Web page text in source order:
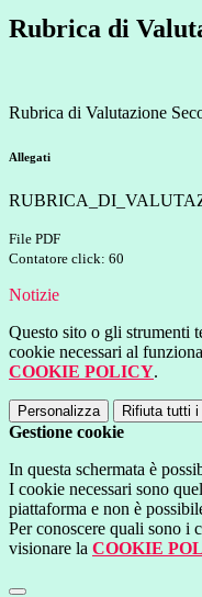
Rubrica di
Rubrica di Valutazione
Allegati
File PDF
Contatore click: 60
Notizie
Questo sito o gli strumenti
cookie necessari al
COOKIE POLICY.
Personalizza Rifiuta tutti i
Gestione cookie
In questa schermata è
I cookie necessari sono
piattaforma e non è
Per conoscere quali sono i
visionare la COOKIE